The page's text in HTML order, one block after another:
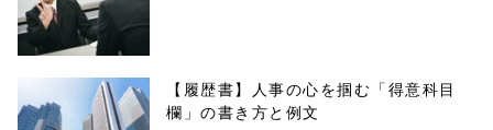
w.open(this.hre
f, 'Gwindow',
【履歴書】人事の心を掴む「得意科目
欄」の書き方と例文